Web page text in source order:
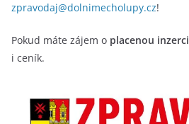
zpravodaj@dolnimecholupy.cz!
Pokud máte zájem o placenou inzerci
i ceník.